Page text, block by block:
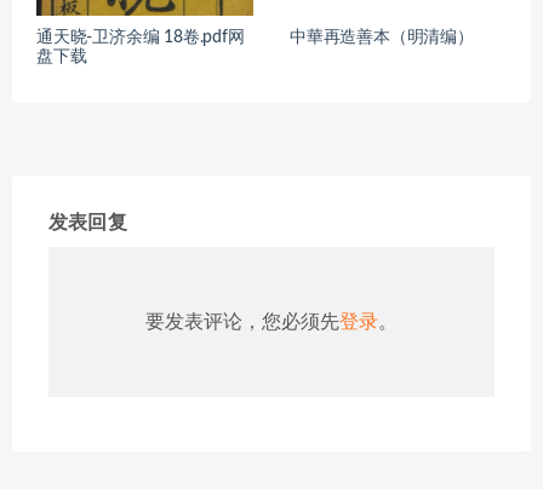
通天晓-卫济余编 18卷.pdf网
盘下载
中華再造善本（明清编）
发表回复
要发表评论，您必须先登录。